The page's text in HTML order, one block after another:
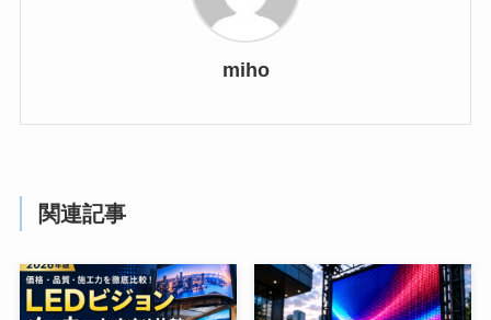
miho
関連記事